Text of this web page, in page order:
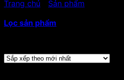
Trang chủ Sản phẩm
Lọc sản phẩm